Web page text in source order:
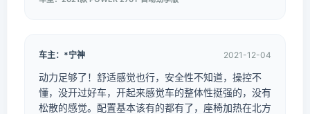
车主：*宁神 2021-12-04
动力足够了！舒适感觉也行，安全性不知道，操控不
懂，没开过好车，开起来感觉车的整体性挺强的，没有
松散的感觉。配置基本该有的都有了，座椅加热在北方